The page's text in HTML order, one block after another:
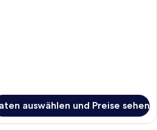
auswählen und Preise sehen